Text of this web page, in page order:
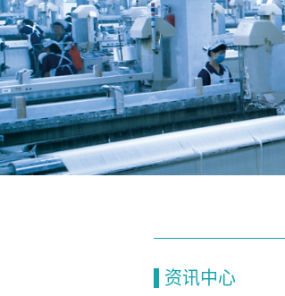
资讯中心